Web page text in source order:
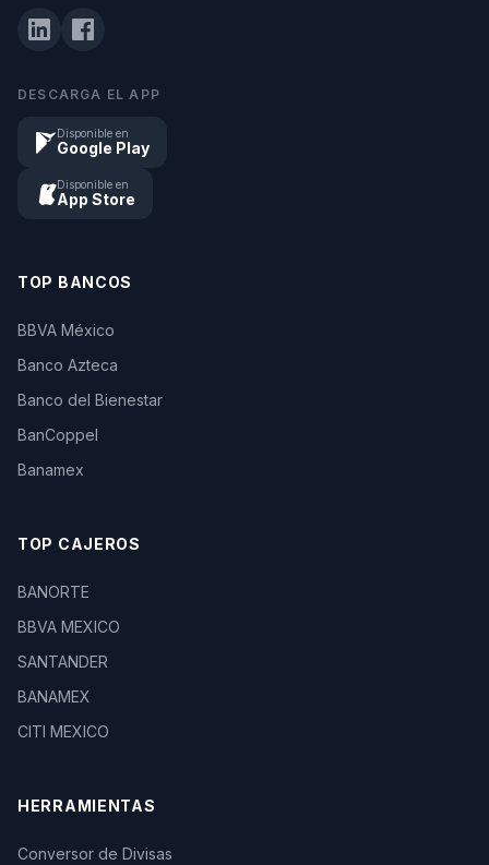
DESCARGA EL APP
Disponible en
Google Play
Disponible en
App Store
TOP BANCOS
BBVA México
Banco Azteca
Banco del Bienestar
BanCoppel
Banamex
TOP CAJEROS
BANORTE
BBVA MEXICO
SANTANDER
BANAMEX
CITI MEXICO
HERRAMIENTAS
Conversor de Divisas